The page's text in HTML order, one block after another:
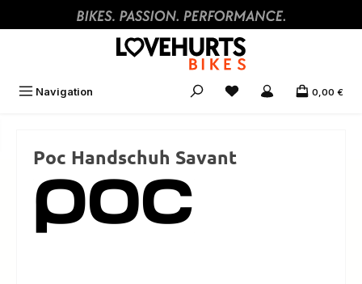
Zum Hauptinhalt springen
Navigation 0,00 €
Poc Handschuh Savant